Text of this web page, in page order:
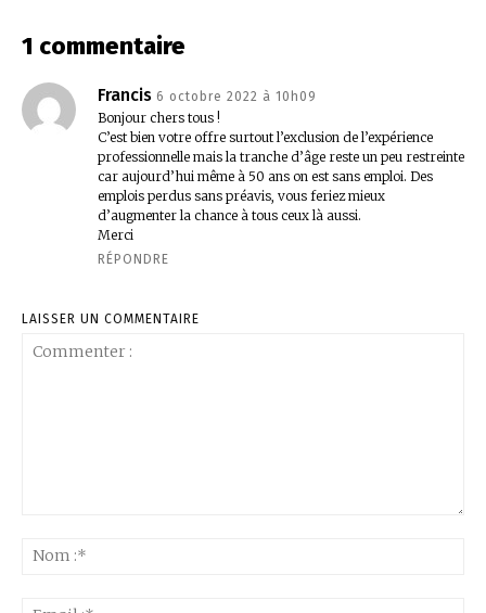
1 commentaire
Francis 6 octobre 2022 à 10h09
Bonjour chers tous !
C’est bien votre offre surtout l’exclusion de l’expérience
professionnelle mais la tranche d’âge reste un peu restreinte
car aujourd’hui même à 50 ans on est sans emploi. Des
emplois perdus sans préavis, vous feriez mieux
d’augmenter la chance à tous ceux là aussi.
Merci
RÉPONDRE
LAISSER UN COMMENTAIRE